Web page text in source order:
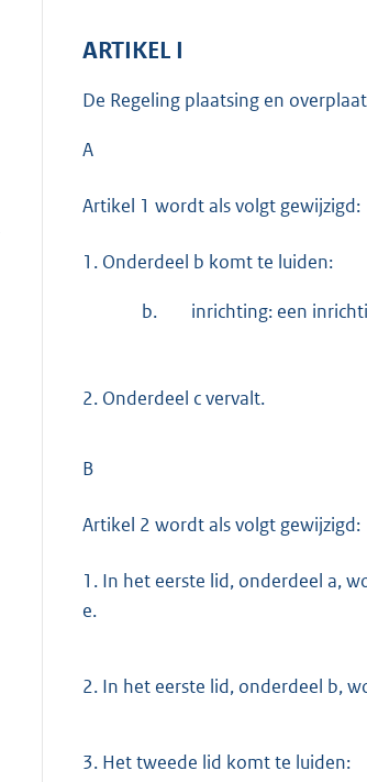
ARTIKEL I
De Regeling plaatsing en
A
Artikel 1 wordt als volgt gewijzigd:
1. Onderdeel b komt te luiden:
b. inrichting: een
2. Onderdeel c vervalt.
B
Artikel 2 wordt als volgt gewijzigd:
1. In het eerste lid, onderdeel a,
e.
2. In het eerste lid, onderdeel b,
3. Het tweede lid komt te luiden: